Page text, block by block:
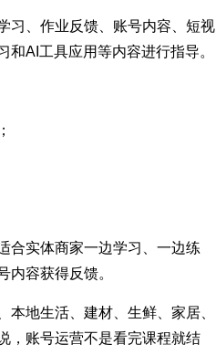
习、作业反馈、账号内容、短视
和AI工具应用等内容进行指导。
合实体商家一边学习、一边练
内容获得反馈。
本地生活、建材、生鲜、家居、
，账号运营不是看完课程就结